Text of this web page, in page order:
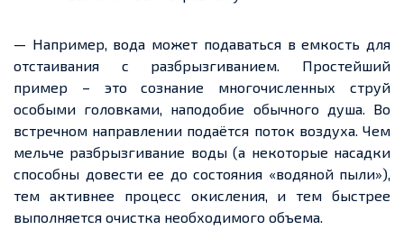
— Например, вода может подаваться в емкость для
отстаивания с разбрызгиванием. Простейший
пример – это сознание многочисленных струй
особыми головками, наподобие обычного душа. Во
встречном направлении подаётся поток воздуха. Чем
мельче разбрызгивание воды (а некоторые насадки
способны довести ее до состояния «водяной пыли»),
тем активнее процесс окисления, и тем быстрее
выполняется очистка необходимого объема.